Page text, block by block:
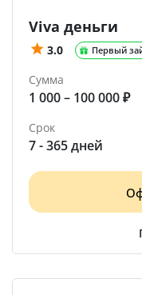
Viva деньги
3.0 Первый
Сумма
1 000 – 100 000 ₽
Срок
7 - 365 дней